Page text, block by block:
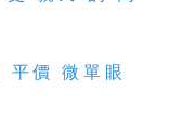
平價
微單眼